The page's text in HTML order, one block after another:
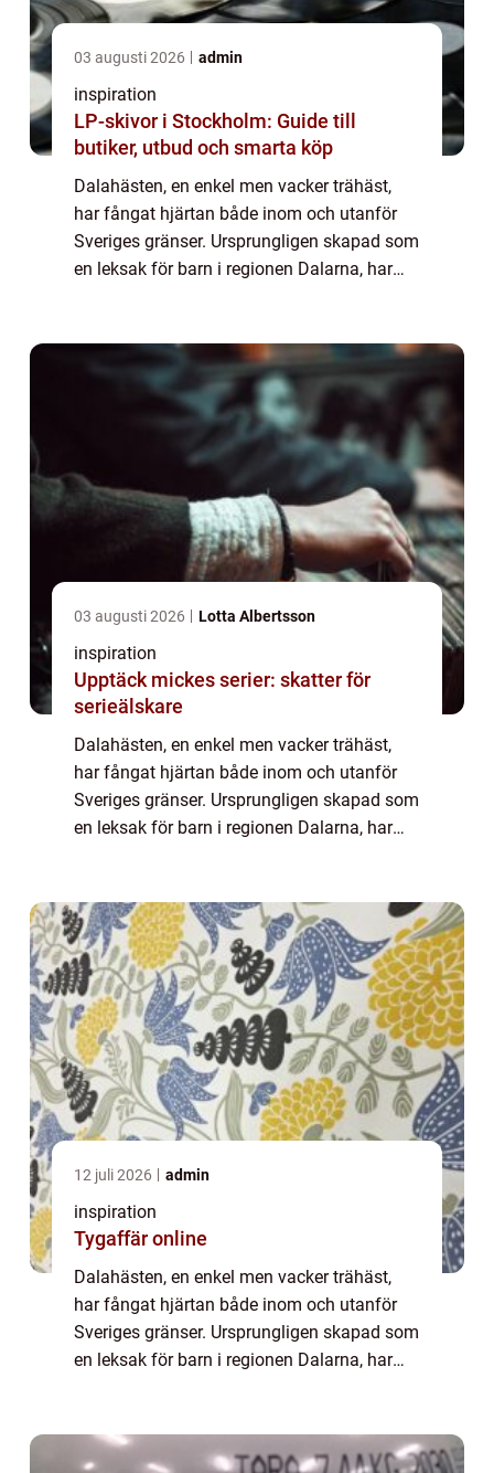
03 augusti 2026 admin
inspiration
LP-skivor i Stockholm: Guide till
butiker, utbud och smarta köp
Dalahästen, en enkel men vacker trähäst,
har fångat hjärtan både inom och utanför
Sveriges gränser. Ursprungligen skapad som
en leksak för barn i regionen Dalarna, har
03 augusti 2026 Lotta Albertsson
inspiration
Upptäck mickes serier: skatter för
serieälskare
Dalahästen, en enkel men vacker trähäst,
har fångat hjärtan både inom och utanför
Sveriges gränser. Ursprungligen skapad som
en leksak för barn i regionen Dalarna, har
12 juli 2026 admin
inspiration
Tygaffär online
Dalahästen, en enkel men vacker trähäst,
har fångat hjärtan både inom och utanför
Sveriges gränser. Ursprungligen skapad som
en leksak för barn i regionen Dalarna, har